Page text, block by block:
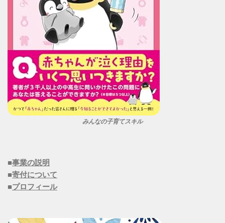
みんなの子育てスキル
■事業の説明
■寄付について
■プロフィール